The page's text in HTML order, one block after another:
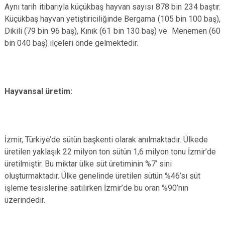
Aynı tarih itibarıyla küçükbaş hayvan sayısı 878 bin 234 baştır.
Küçükbaş hayvan yetiştiriciliğinde Bergama (105 bin 100 baş),
Dikili (79 bin 96 baş), Kınık (61 bin 130 baş) ve Menemen (60
bin 040 baş) ilçeleri önde gelmektedir.
Hayvansal üretim:
İzmir, Türkiye’de sütün başkenti olarak anılmaktadır. Ülkede
üretilen yaklaşık 22 milyon ton sütün 1,6 milyon tonu İzmir’de
üretilmiştir. Bu miktar ülke süt üretiminin %7’ sini
oluşturmaktadır. Ülke genelinde üretilen sütün %46’sı süt
işleme tesislerine satılırken İzmir’de bu oran %90’nın
üzerindedir.